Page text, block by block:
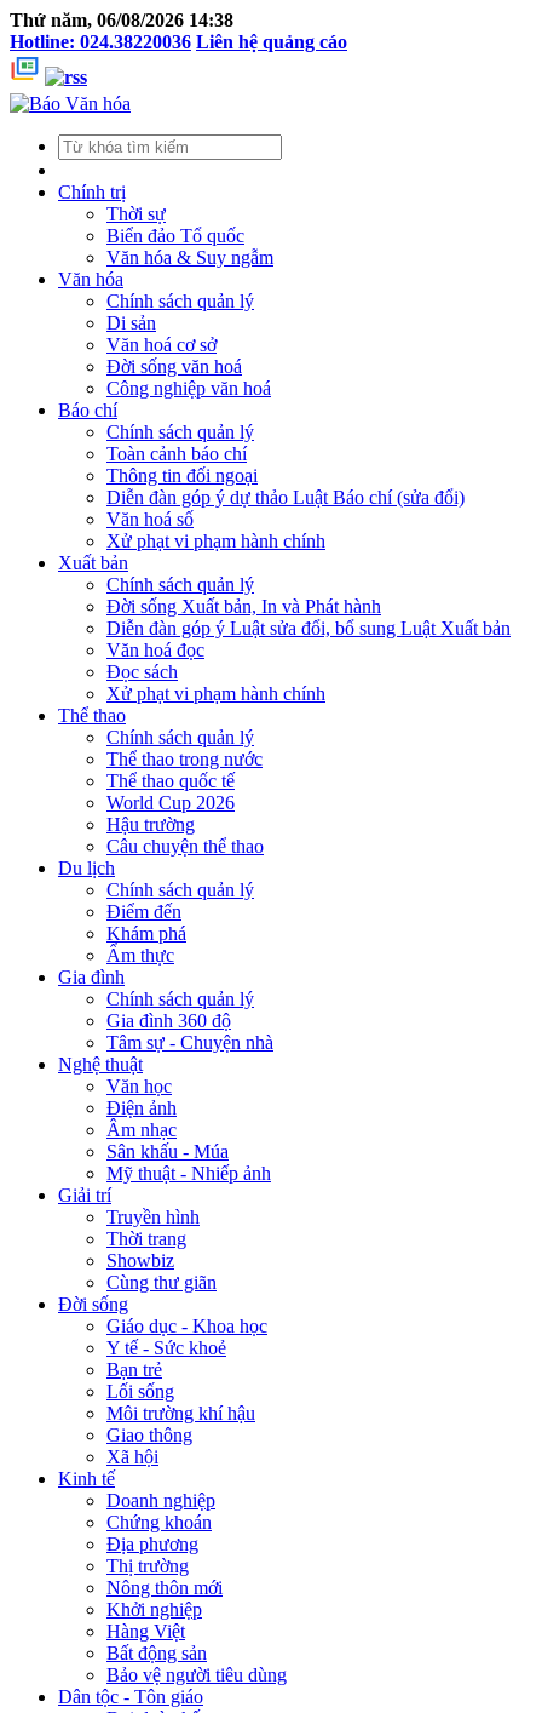
Thứ năm, 06/08/2026 14:38
Hotline: 024.38220036 Liên hệ quảng cáo
Chính trị
Thời sự
Biển đảo Tổ quốc
Văn hóa & Suy ngẫm
Văn hóa
Chính sách quản lý
Di sản
Văn hoá cơ sở
Đời sống văn hoá
Công nghiệp văn hoá
Báo chí
Chính sách quản lý
Toàn cảnh báo chí
Thông tin đối ngoại
Diễn đàn góp ý dự thảo Luật Báo chí (sửa đổi)
Văn hoá số
Xử phạt vi phạm hành chính
Xuất bản
Chính sách quản lý
Đời sống Xuất bản, In và Phát hành
Diễn đàn góp ý Luật sửa đổi, bổ sung Luật Xuất bản
Văn hoá đọc
Đọc sách
Xử phạt vi phạm hành chính
Thể thao
Chính sách quản lý
Thể thao trong nước
Thể thao quốc tế
World Cup 2026
Hậu trường
Câu chuyện thể thao
Du lịch
Chính sách quản lý
Điểm đến
Khám phá
Ẩm thực
Gia đình
Chính sách quản lý
Gia đình 360 độ
Tâm sự - Chuyện nhà
Nghệ thuật
Văn học
Điện ảnh
Âm nhạc
Sân khấu - Múa
Mỹ thuật - Nhiếp ảnh
Giải trí
Truyền hình
Thời trang
Showbiz
Cùng thư giãn
Đời sống
Giáo dục - Khoa học
Y tế - Sức khoẻ
Bạn trẻ
Lối sống
Môi trường khí hậu
Giao thông
Xã hội
Kinh tế
Doanh nghiệp
Chứng khoán
Địa phương
Thị trường
Nông thôn mới
Khởi nghiệp
Hàng Việt
Bất động sản
Bảo vệ người tiêu dùng
Dân tộc - Tôn giáo